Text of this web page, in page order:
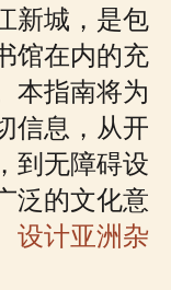
新城，是包
馆在内的充
本指南将为
信息，从开
到无障碍设
泛的文化意
设计亚洲杂